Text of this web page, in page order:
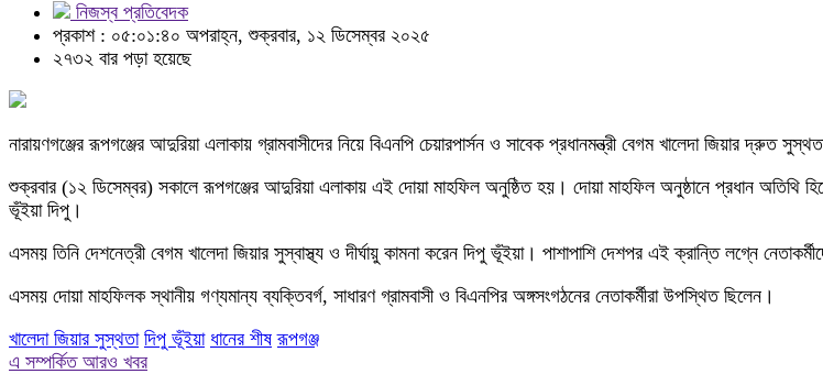
নিজস্ব প্রতিবেদক
প্রকাশ : ০৫:০১:৪০ অপরাহ্ন, শুক্রবার, ১২ ডিসেম্বর ২০২৫
২৭৩২ বার পড়া হয়েছে
নারায়ণগঞ্জের রূপগঞ্জের আদুরিয়া এলাকায় গ্রামবাসীদের নিয়ে বিএনপি চেয়ারপার্সন ও সাবেক প্রধানমন্ত্রী বেগম খালেদা জিয়ার দ্রুত
শুক্রবার (১২ ডিসেম্বর) সকালে রূপগঞ্জের আদুরিয়া এলাকায় এই দোয়া মাহফিল অনুষ্ঠিত হয়। দোয়া মাহফিল অনুষ্ঠানে প্রধান অতিথি
ভূঁইয়া দিপু।
এসময় তিনি দেশনেত্রী বেগম খালেদা জিয়ার সুস্বাস্থ্য ও দীর্ঘায়ু কামনা করেন দিপু ভূঁইয়া। পাশাপাশি দেশপর এই ক্রান্তি লগ্নে
এসময় দোয়া মাহফিলক স্থানীয় গণ্যমান্য ব্যক্তিবর্গ, সাধারণ গ্রামবাসী ও বিএনপির অঙ্গসংগঠনের নেতাকর্মীরা উপস্থিত ছিলেন।
খালেদা জিয়ার সুস্থতা দিপু ভূঁইয়া ধানের শীষ রূপগঞ্জ
এ সম্পর্কিত আরও খবর